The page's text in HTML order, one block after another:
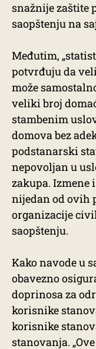
snažnije zaštite
saopštenju na
Međutim,
potvrđuju da
može
veliki broj
stambenim
domova bez
podstanarski
nepovoljan u
zakupa. Izmene
nijedan od ovih
organizacije
saopštenju.
Kako navode u
obavezno
doprinosa za
korisnike
korisnike
stanovanja.